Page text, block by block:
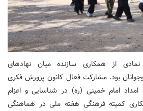
از همکاری سازنده میان نهادهای
بود. مشارکت فعال کانون پرورش فکری
امداد امام خمینی (ره) در شناسایی و اعزام
کمیته فرهنگی هفته ملی در هماهنگی